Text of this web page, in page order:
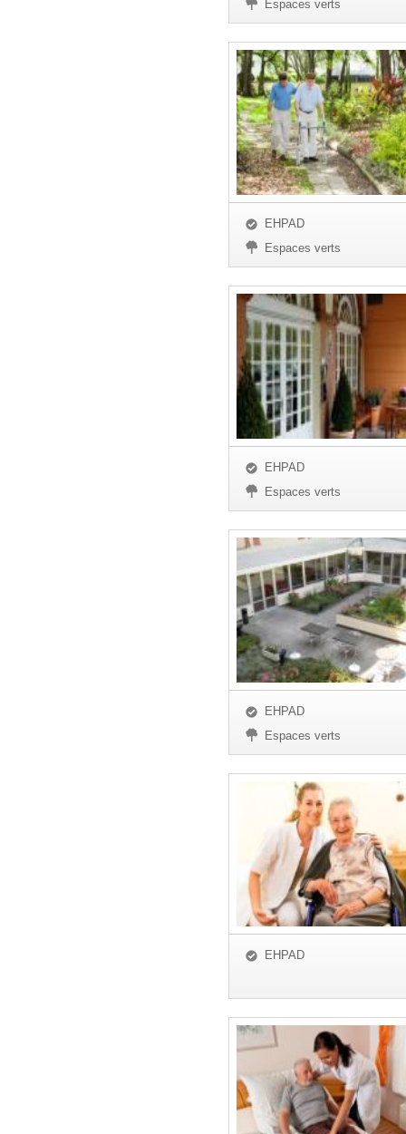
Espaces verts
EHPAD
Espaces verts
EHPAD
Espaces verts
EHPAD
Espaces verts
EHPAD